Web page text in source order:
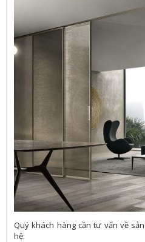
Quý khách hàng cần tư vấn về
hệ: